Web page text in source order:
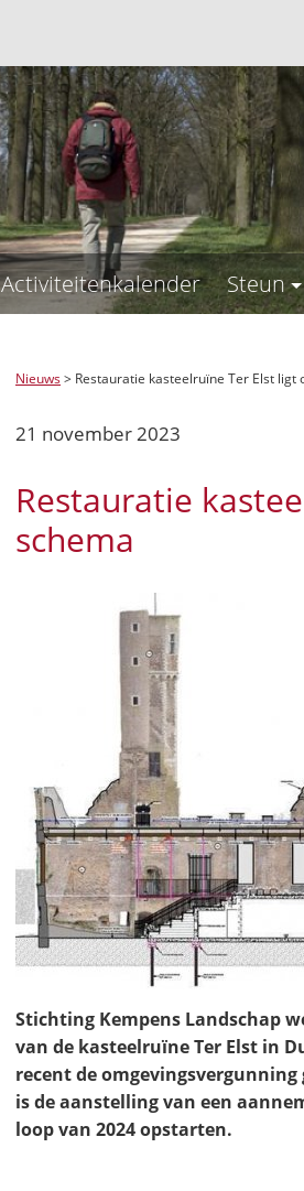
Activiteitenkalender Steun
Nieuws> Restauratie kasteelruïne Ter Elst ligt
21 november 2023
Restauratie
schema
Stichting Kempens Landschap
van de kasteelruïne Ter Elst in
recent de
is de aanstelling van een
loop van 2024 opstarten.